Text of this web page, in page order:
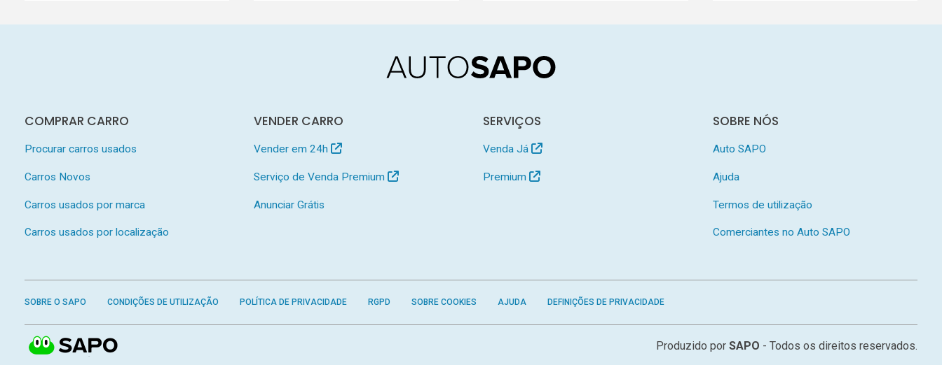
COMPRAR CARRO
Procurar carros usados
Carros Novos
Carros usados por marca
Carros usados por localização
VENDER CARRO
Vender em 24h
Serviço de Venda Premium
Anunciar Grátis
SERVIÇOS
Venda Já
Premium
SOBRE NÓS
Auto SAPO
Ajuda
Termos de utilização
Comerciantes no Auto SAPO
SOBRE O SAPO CONDIÇÕES DE UTILIZAÇÃO POLÍTICA DE PRIVACIDADE RGPD SOBRE COOKIES AJUDA DEFINIÇÕES DE PRIVACIDADE
Produzido porSAPO - Todos os direitos reservados.